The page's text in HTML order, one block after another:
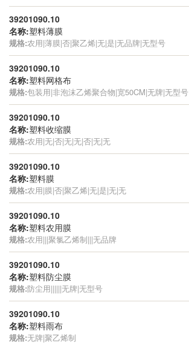
39201090.10
名称:塑料薄膜
规格:农用|薄膜|否|聚乙烯|无|是|无品牌|无型号
39201090.10
名称:塑料网格布
规格:包装用|非泡沫乙烯聚合物|宽50CM|无牌|无型号
39201090.10
名称:塑料收缩膜
规格:农用|无|否|无|无|否|无|无
39201090.10
名称:塑料膜
规格:农用|膜|否|聚乙烯|无|是|无|无
39201090.10
名称:塑料农用膜
规格:农用|||聚氯乙烯制|||无品牌
39201090.10
名称:塑料防尘膜
规格:防尘用||||||无牌|无型号
39201090.10
名称:塑料雨布
规格:无牌|聚乙烯制